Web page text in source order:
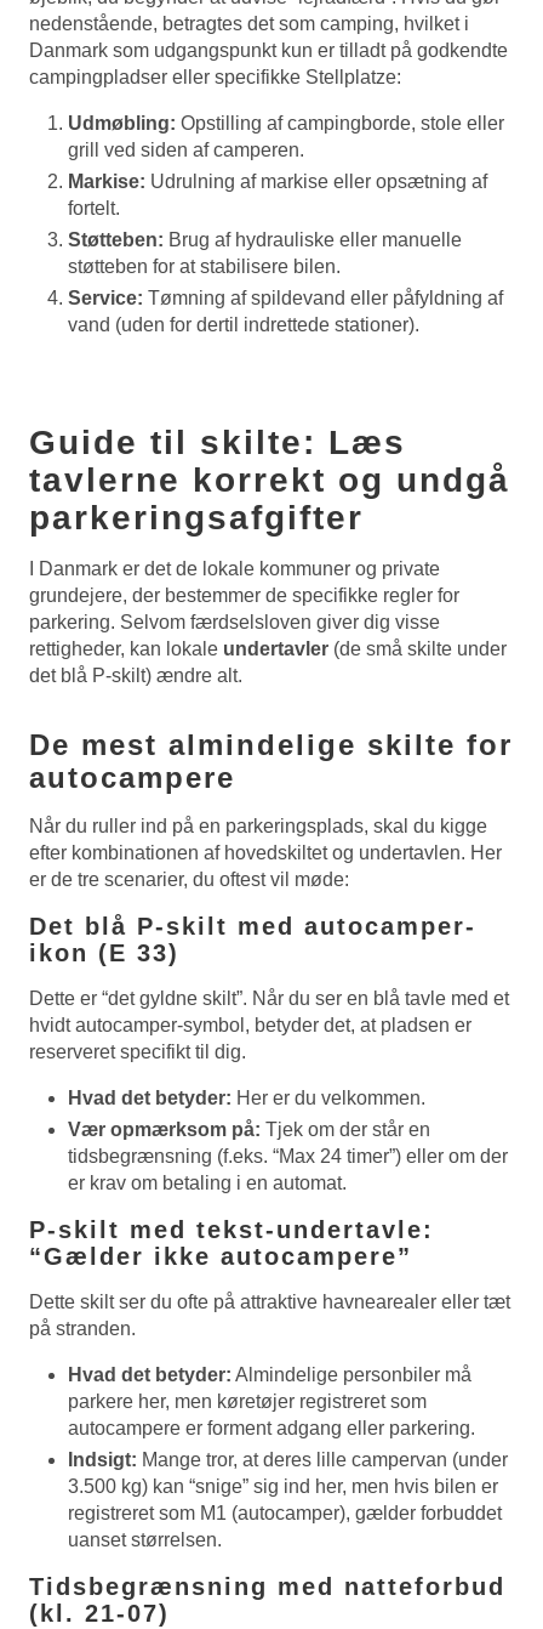
nedenstående, betragtes det som camping, hvilket i
Danmark som udgangspunkt kun er tilladt på godkendte
campingpladser eller specifikke Stellplatze:
Udmøbling: Opstilling af campingborde, stole eller
grill ved siden af camperen.
Markise: Udrulning af markise eller opsætning af
fortelt.
Støtteben: Brug af hydrauliske eller manuelle
støtteben for at stabilisere bilen.
Service: Tømning af spildevand eller påfyldning af
vand (uden for dertil indrettede stationer).
Guide til skilte: Læs
tavlerne korrekt og undgå
parkeringsafgifter
I Danmark er det de lokale kommuner og private
grundejere, der bestemmer de specifikke regler for
parkering. Selvom færdselsloven giver dig visse
rettigheder, kan lokale undertavler (de små skilte under
det blå P-skilt) ændre alt.
De mest almindelige skilte for
autocampere
Når du ruller ind på en parkeringsplads, skal du kigge
efter kombinationen af hovedskiltet og undertavlen. Her
er de tre scenarier, du oftest vil møde:
Det blå P-skilt med autocamper-
ikon (E 33)
Dette er “det gyldne skilt”. Når du ser en blå tavle med et
hvidt autocamper-symbol, betyder det, at pladsen er
reserveret specifikt til dig.
Hvad det betyder: Her er du velkommen.
Vær opmærksom på: Tjek om der står en
tidsbegrænsning (f.eks. “Max 24 timer”) eller om der
er krav om betaling i en automat.
P-skilt med tekst-undertavle:
“Gælder ikke autocampere”
Dette skilt ser du ofte på attraktive havnearealer eller tæt
på stranden.
Hvad det betyder: Almindelige personbiler må
parkere her, men køretøjer registreret som
autocampere er forment adgang eller parkering.
Indsigt: Mange tror, at deres lille campervan (under
3.500 kg) kan “snige” sig ind her, men hvis bilen er
registreret som M1 (autocamper), gælder forbuddet
uanset størrelsen.
Tidsbegrænsning med natteforbud
(kl. 21-07)